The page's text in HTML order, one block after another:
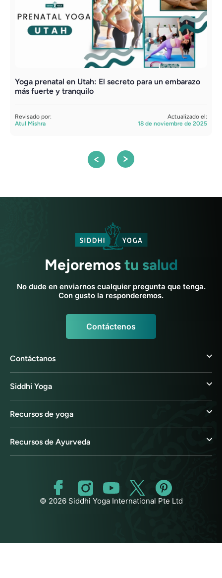
Yoga prenatal en Utah: El secreto para un embarazo
más fuerte y tranquilo
Revisado por:
Atul Mishra
Actualizado el:
18 de noviembre de 2025
Mejoremostu salud
No dude en enviarnos cualquier pregunta que tenga.
Con gusto la responderemos.
Contáctenos
Contáctanos
Siddhi Yoga
Recursos de yoga
Recursos de Ayurveda
© 2026 Siddhi Yoga International Pte Ltd